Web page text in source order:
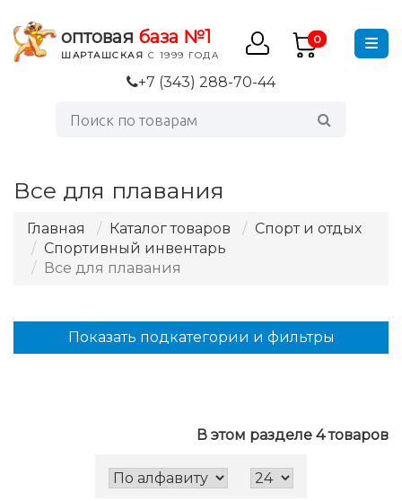
оптовая база №1
ШАРТАШСКАЯ С 1999 ГОДА
0
+7 (343) 288-70-44
Все для плавания
Главная Каталог товаров
Спорт и отдых
Спортивный инвентарь
Все для плавания
В этом разделе 4 товаров
Показать подкатегории и фильтры